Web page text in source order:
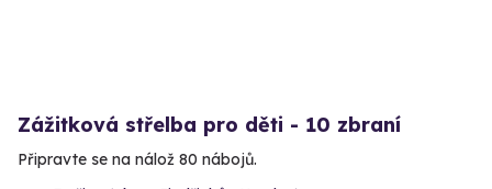
Zážitková střelba pro děti - 10 zbraní
Připravte se na nálož 80 nábojů.